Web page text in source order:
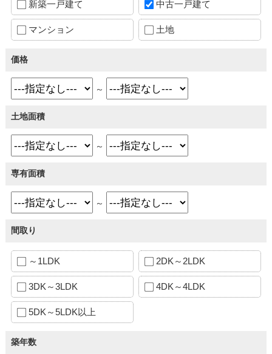
新築一戸建て 中古一戸建て
マンション 土地
価格
～
土地面積
～
専有面積
～
間取り
～1LDK 2DK～2LDK
3DK～3LDK 4DK～4LDK
5DK～5LDK以上
築年数